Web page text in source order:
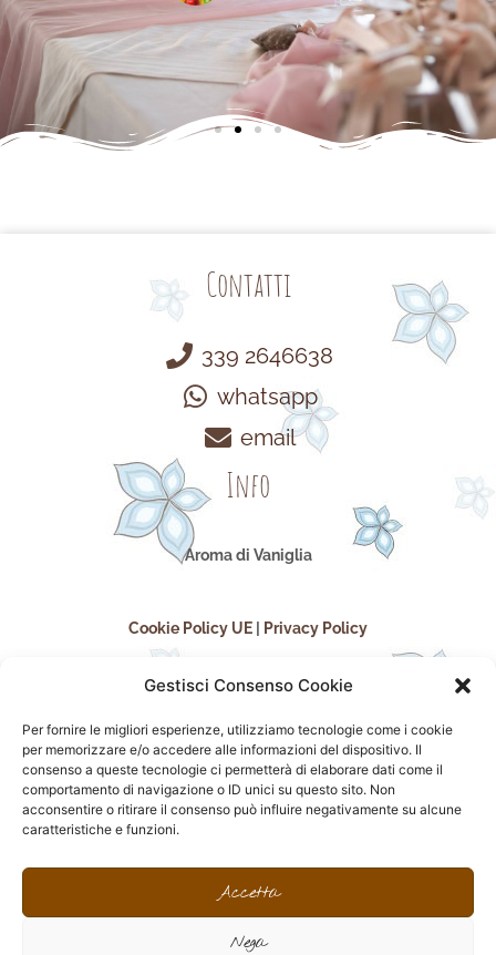
Gestisci Consenso Cookie
Per fornire le migliori esperienze, utilizziamo tecnologie come i cookie
per memorizzare e/o accedere alle informazioni del dispositivo. Il
consenso a queste tecnologie ci permetterà di elaborare dati come il
comportamento di navigazione o ID unici su questo sito. Non
acconsentire o ritirare il consenso può influire negativamente su alcune
caratteristiche e funzioni.
Accetta
Nega
Contatti
339 2646638
whatsapp
email
Info
Aroma di Vaniglia
Cookie Policy UE | Privacy Policy
seguici sui social
F
e
I
n
t
a
P
i
t
F
c